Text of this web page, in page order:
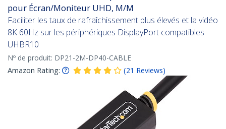
pour Écran/Moniteur UHD, M/M
Faciliter les taux de rafraîchissement plus élevés et la vidéo
8K 60Hz sur les périphériques DisplayPort compatibles
UHBR10
Nº de produit: DP21-2M-DP40-CABLE
Amazon Rating:
(21 Reviews)